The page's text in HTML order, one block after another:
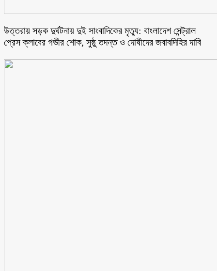
উত্তরায় সড়ক দুর্ঘটনায় দুই সাংবাদিকের মৃত্যু: বাংলাদেশ সেন্ট্রাল
প্রেস ক্লাবের গভীর শোক, সুষ্ঠু তদন্ত ও দোষীদের জবাবদিহির দাবি